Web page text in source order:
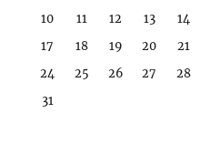
10
11 12 13 14
17
18 19 20 21
24
25 26 27 28
31